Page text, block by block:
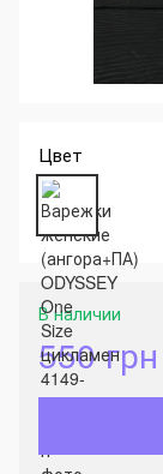
Цвет
В наличии
550 грн